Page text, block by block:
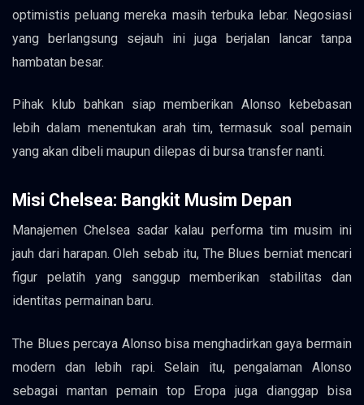
optimistis peluang mereka masih terbuka lebar. Negosiasi
yang berlangsung sejauh ini juga berjalan lancar tanpa
hambatan besar.
Pihak klub bahkan siap memberikan Alonso kebebasan
lebih dalam menentukan arah tim, termasuk soal pemain
yang akan dibeli maupun dilepas di bursa transfer nanti.
Misi Chelsea: Bangkit Musim Depan
Manajemen Chelsea sadar kalau performa tim musim ini
jauh dari harapan. Oleh sebab itu, The Blues berniat mencari
figur pelatih yang sanggup memberikan stabilitas dan
identitas permainan baru.
The Blues percaya Alonso bisa menghadirkan gaya bermain
modern dan lebih rapi. Selain itu, pengalaman Alonso
sebagai mantan pemain top Eropa juga dianggap bisa